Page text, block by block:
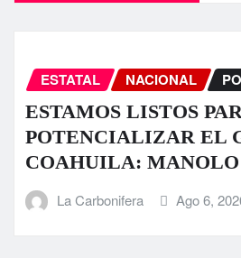
ESTATAL NACIONAL
ESTAMOS LISTOS
POTENCIALIZAR EL
COAHUILA: MANOLO
La Carbonifera Ago 6,